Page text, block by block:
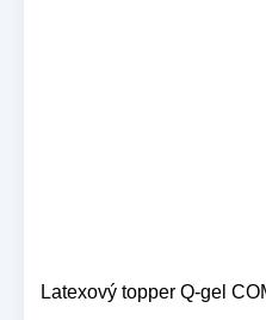
Latexový topper Q-gel